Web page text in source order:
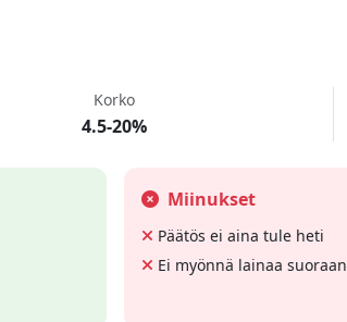
Korko
4.5-20%
Miinukset
Päätös ei aina tule heti
Ei myönnä lainaa suoraan